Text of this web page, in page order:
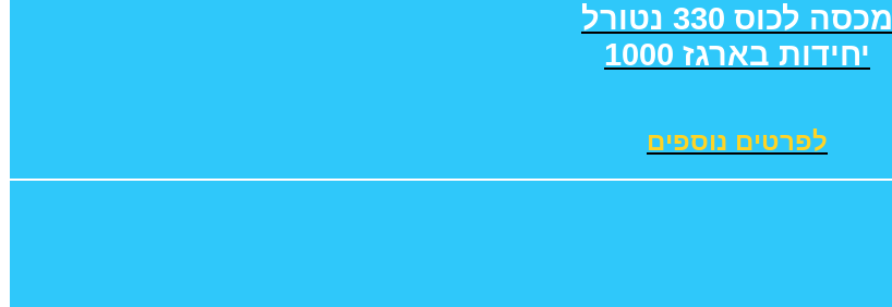
מכסה לכוס 330 נטורל
1000 יחידות בארגז
לפרטים נוספים